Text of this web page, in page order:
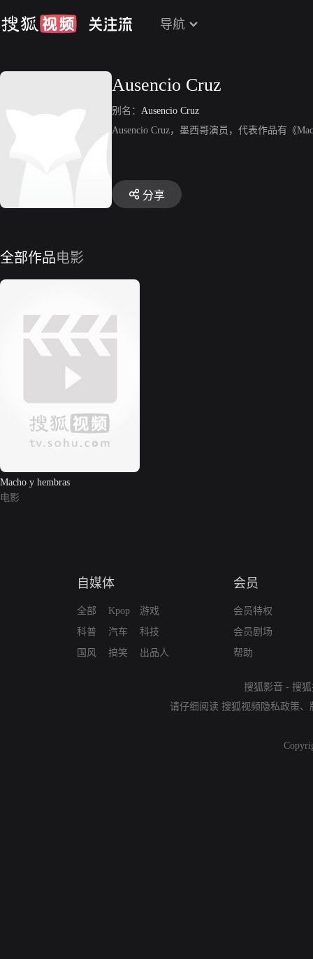
导航
Ausencio Cruz
别名： Ausencio Cruz
Ausencio Cruz，墨西哥演员，代表作品有《
分享
全部作品电影
Macho y hembras
电影
自媒体
全部
科普
国风
Kpop
汽车
搞笑
游戏
科技
出品人
会员
会员特权
会员剧场
帮助
搜狐影音 - 搜
请仔细阅读 搜狐视频隐私政策、